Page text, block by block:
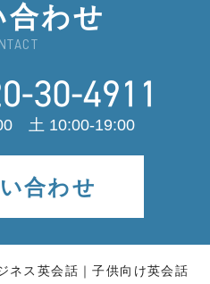
合わせ
土 10:00-19:00
合わせ
ネス英会話
子供向け英会話